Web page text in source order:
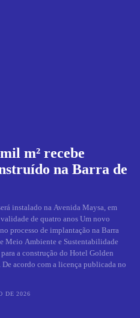
m² recebe
na Barra de
instalado na Avenida Maysa, em
de quatro anos Um novo
processo de implantação na Barra
Meio Ambiente e Sustentabilidade
a construção do Hotel Golden
acordo com a licença publicada no
DE 2026